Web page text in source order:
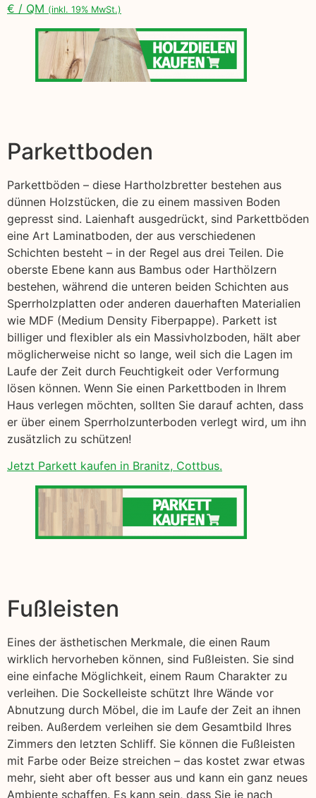
€ / QM (inkl. 19% MwSt.)
Parkettboden
Parkettböden – diese Hartholzbretter bestehen aus
dünnen Holzstücken, die zu einem massiven Boden
gepresst sind. Laienhaft ausgedrückt, sind Parkettböden
eine Art Laminatboden, der aus verschiedenen
Schichten besteht – in der Regel aus drei Teilen. Die
oberste Ebene kann aus Bambus oder Harthölzern
bestehen, während die unteren beiden Schichten aus
Sperrholzplatten oder anderen dauerhaften Materialien
wie MDF (Medium Density Fiberpappe). Parkett ist
billiger und flexibler als ein Massivholzboden, hält aber
möglicherweise nicht so lange, weil sich die Lagen im
Laufe der Zeit durch Feuchtigkeit oder Verformung
lösen können. Wenn Sie einen Parkettboden in Ihrem
Haus verlegen möchten, sollten Sie darauf achten, dass
er über einem Sperrholzunterboden verlegt wird, um ihn
zusätzlich zu schützen!
Jetzt Parkett kaufen in Branitz, Cottbus.
Fußleisten
Eines der ästhetischen Merkmale, die einen Raum
wirklich hervorheben können, sind Fußleisten. Sie sind
eine einfache Möglichkeit, einem Raum Charakter zu
verleihen. Die Sockelleiste schützt Ihre Wände vor
Abnutzung durch Möbel, die im Laufe der Zeit an ihnen
reiben. Außerdem verleihen sie dem Gesamtbild Ihres
Zimmers den letzten Schliff. Sie können die Fußleisten
mit Farbe oder Beize streichen – das kostet zwar etwas
mehr, sieht aber oft besser aus und kann ein ganz neues
Ambiente schaffen. Es kann sein, dass Sie je nach